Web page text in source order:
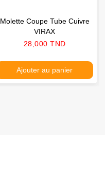
Molette Coupe Tube Cuivre
VIRAX
Prix
28,000 TND
Ajouter au panier